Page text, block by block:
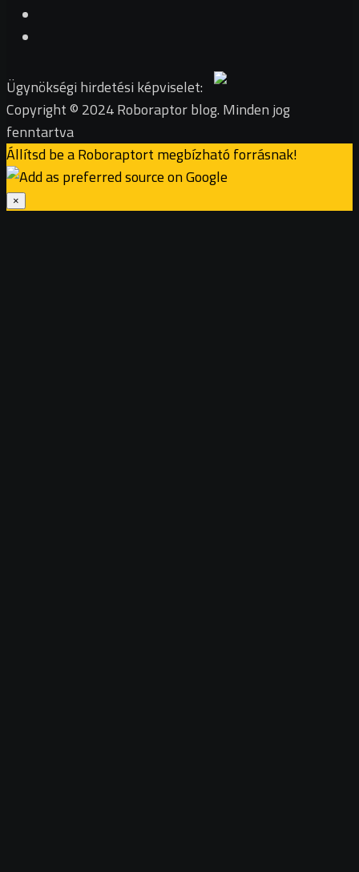
Ügynökségi hirdetési képviselet:
Copyright © 2024 Roboraptor blog. Minden jog
fenntartva
Állítsd be a Roboraptort megbízható forrásnak!
×